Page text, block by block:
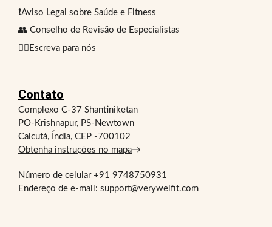
❗Aviso Legal sobre Saúde e Fitness
👥 Conselho de Revisão de Especialistas
✍🏻Escreva para nós
Contato
Complexo C-37 Shantiniketan
PO-Krishnapur, PS-Newtown
Calcutá, Índia, CEP -700102
Obtenha instruções no mapa→
Número de celular+91 9748750931
Endereço de e-mail: support@verywelfit.com